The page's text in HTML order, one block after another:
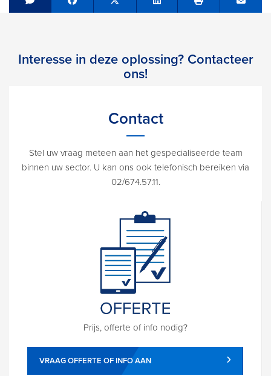
Share on Facebook
Tweet Share on LinkedIn Send
Interesse in deze oplossing? Contacteer
ons!
Contact
Stel uw vraag meteen aan het gespecialiseerde team
binnen uw sector. U kan ons ook telefonisch bereiken via
02/674.57.11.
Prijs, offerte of info nodig?
VRAAG OFFERTE OF INFO AAN